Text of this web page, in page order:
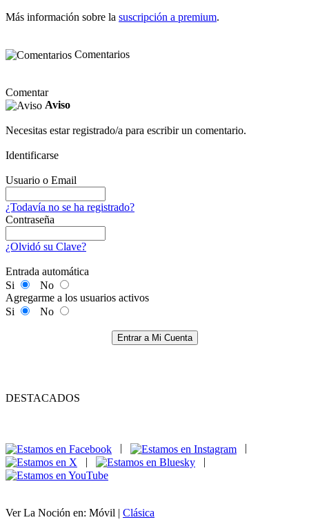
Más información sobre la suscripción a premium.
Comentarios
Comentar
Aviso
Necesitas estar registrado/a para escribir un comentario.
Identificarse
Usuario o Email
¿Todavía no se ha registrado?
Contraseña
¿Olvidó su Clave?
Entrada automática
Si
No
Agregarme a los usuarios activos
Si
No
Entrar a Mi Cuenta
DESTACADOS
|
|
Ver La Noción en: Móvil | Clásica